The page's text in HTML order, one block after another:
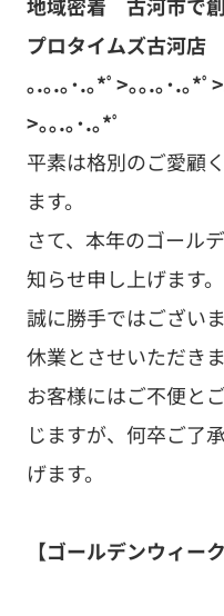
プロタイムズ古河店
｡.｡.｡･.｡*ﾟ>｡｡.｡･.｡*ﾟ
>｡｡.｡･.｡*ﾟ
平素は格別のご愛顧
ます。
さて、本年のゴール
知らせ申し上げます。
誠に勝手ではござい
休業とさせいただきま
お客様にはご不便と
じますが、何卒ご了
げます。
【ゴールデンウィー